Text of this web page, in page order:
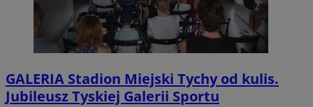
GALERIA Stadion Miejski Tychy od kulis.
Jubileusz Tyskiej Galerii Sportu